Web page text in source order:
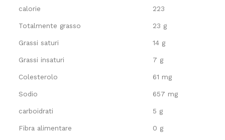
calorie 223
Totalmente grasso 23 g
Grassi saturi 14 g
Grassi insaturi 7 g
Colesterolo 61 mg
Sodio 657 mg
carboidrati 5 g
Fibra alimentare 0 g